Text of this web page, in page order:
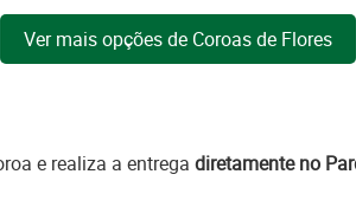
Ver mais opções de Coroas de Flores
e realiza a entrega diretamente no